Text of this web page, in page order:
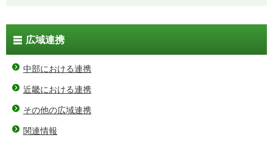
広域連携
中部における連携
近畿における連携
その他の広域連携
関連情報